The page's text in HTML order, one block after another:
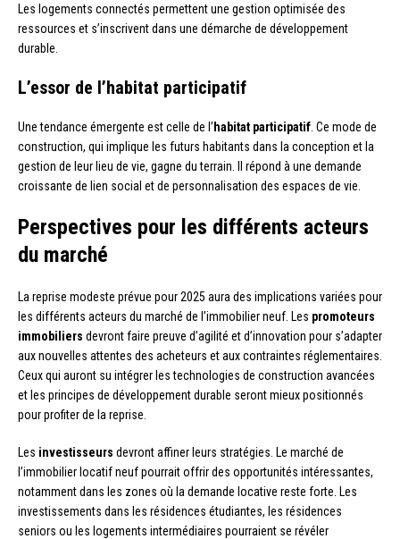
Les logements connectés permettent une gestion optimisée des
ressources et s’inscrivent dans une démarche de développement
durable.
L’essor de l’habitat participatif
Une tendance émergente est celle de l’habitat participatif . Ce mode de
construction, qui implique les futurs habitants dans la conception et la
gestion de leur lieu de vie, gagne du terrain. Il répond à une demande
croissante de lien social et de personnalisation des espaces de vie.
Perspectives pour les différents acteurs
du marché
La reprise modeste prévue pour 2025 aura des implications variées pour
les différents acteurs du marché de l’immobilier neuf. Les promoteurs
immobiliers devront faire preuve d’agilité et d’innovation pour s’adapter
aux nouvelles attentes des acheteurs et aux contraintes réglementaires.
Ceux qui auront su intégrer les technologies de construction avancées
et les principes de développement durable seront mieux positionnés
pour profiter de la reprise.
Les investisseurs devront affiner leurs stratégies. Le marché de
l’immobilier locatif neuf pourrait offrir des opportunités intéressantes,
notamment dans les zones où la demande locative reste forte. Les
investissements dans les résidences étudiantes, les résidences
seniors ou les logements intermédiaires pourraient se révéler